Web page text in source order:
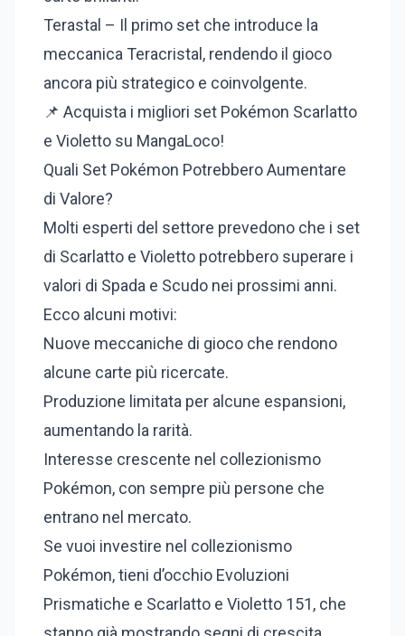
Terastal – Il primo set che introduce la
meccanica Teracristal, rendendo il gioco
ancora più strategico e coinvolgente.
📌 Acquista i migliori set Pokémon Scarlatto
e Violetto su MangaLoco!
Quali Set Pokémon Potrebbero Aumentare
di Valore?
Molti esperti del settore prevedono che i set
di Scarlatto e Violetto potrebbero superare i
valori di Spada e Scudo nei prossimi anni.
Ecco alcuni motivi:
Nuove meccaniche di gioco che rendono
alcune carte più ricercate.
Produzione limitata per alcune espansioni,
aumentando la rarità.
Interesse crescente nel collezionismo
Pokémon, con sempre più persone che
entrano nel mercato.
Se vuoi investire nel collezionismo
Pokémon, tieni d’occhio Evoluzioni
Prismatiche e Scarlatto e Violetto 151, che